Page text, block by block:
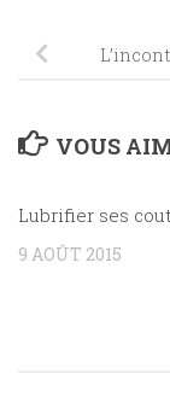
VOUS
Lubrifier ses
9 AOÛT 2015